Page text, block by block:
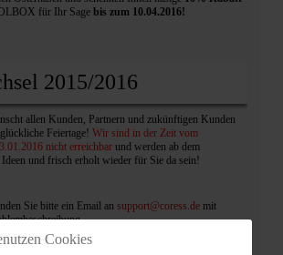
für Ihr Sage bis zum 10.04.2016!
2015/2016
allen Kunden, Partnern und zukünftigen Kunden
Feiertage! Wir sind in der Zeit vom
nicht erreichbar und werden ab dem
und frisch erholt wieder für Sie da sein!
Sie bitte ein Email an support@coress.de mit
Cookies